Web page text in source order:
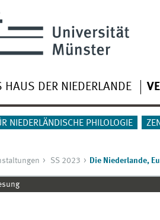
HAUS DER NIEDERLANDE
NIEDERLÄNDISCHE PHILOLOGIE
SS 2023 Die Niederlande,